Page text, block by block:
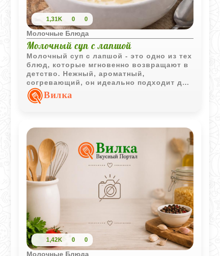
1,31K 0 0
Молочные Блюда
Молочный суп с лапшой
Молочный суп с лапшой - это одно из тех
блюд, которые мгновенно возвращают в
детство. Нежный, ароматный,
согревающий, он идеально подходит для
завтрака или лёгкого ужина. Его любят
дети за мягкий вкус и сладковатые
создаёт. Это блюдо готовится всего из
нескольких доступных ингредиентов, но
при этом остаётся удивительно
насыщенным и домашним.
Вилка
1,42K 0 0
Молочные Блюда